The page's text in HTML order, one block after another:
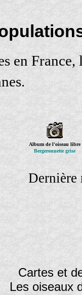
en France,
Album de l'oiseau libre
Bergeronnette grise
Cartes et
Les oiseaux